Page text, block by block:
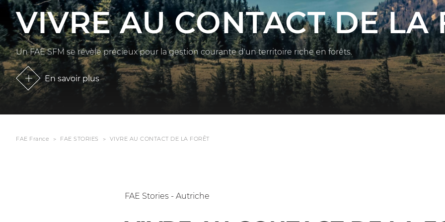
VIVRE AU CONTACT DE LA
Un FAE SFM se révèle précieux pour la gestion courante d'un territoire riche en forêts.
En savoir plus
FAE France FAE STORIES VIVRE AU CONTACT DE LA FORÊT
FAE Stories - Autriche